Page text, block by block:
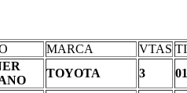
MARCA VTAS
TOYOTA 3